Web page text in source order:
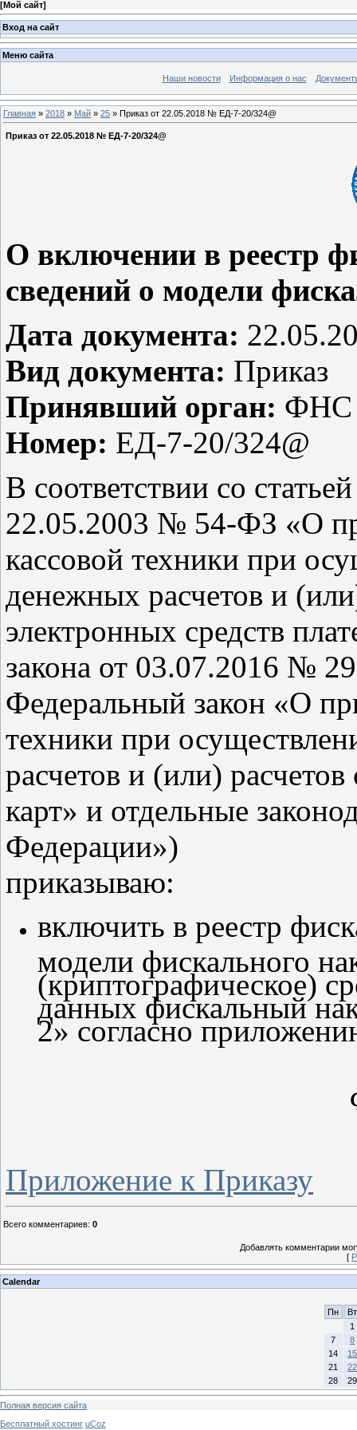
[Мой сайт]
Вход на сайт
Меню сайта
Наши новости Информация о нас
Главная » 2018 » Май » 25 » Приказ от 22.05.2018 № ЕД-7-20/324@
Приказ от 22.05.2018 № ЕД-7-20/324@
О включении в реестр
сведений о модели
Дата документа:
Вид документа: Приказ
Принявший орган: ФНС
Номер: ЕД-7-20/324@
В соответствии со
22.05.2003 № 54-ФЗ «О
кассовой техники при
денежных расчетов и
электронных средств
закона от 03.07.2016 №
Федеральный закон «О
техники при
расчетов и (или)
карт» и отдельные
Федерации»)
приказываю:
включить в реестр
модели фискального
(криптографическое)
данных фискальный
2» согласно
Приложение к Приказу
Всего комментариев: 0
Добавлять комментарии
[
Calendar
Пн
Вт
1
7
8
14
15
21
22
28
29
Полная версия сайта
Бесплатный хостинг uCoz